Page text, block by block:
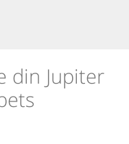
din Jupiter